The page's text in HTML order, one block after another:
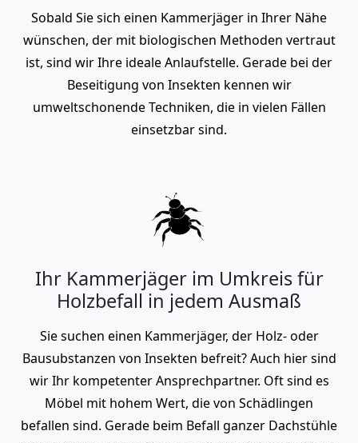
Sobald Sie sich einen Kammerjäger in Ihrer Nähe
wünschen, der mit biologischen Methoden vertraut
ist, sind wir Ihre ideale Anlaufstelle. Gerade bei der
Beseitigung von Insekten kennen wir
umweltschonende Techniken, die in vielen Fällen
einsetzbar sind.
Ihr Kammerjäger im Umkreis für
Holzbefall in jedem Ausmaß
Sie suchen einen Kammerjäger, der Holz- oder
Bausubstanzen von Insekten befreit? Auch hier sind
wir Ihr kompetenter Ansprechpartner. Oft sind es
Möbel mit hohem Wert, die von Schädlingen
befallen sind. Gerade beim Befall ganzer Dachstühle